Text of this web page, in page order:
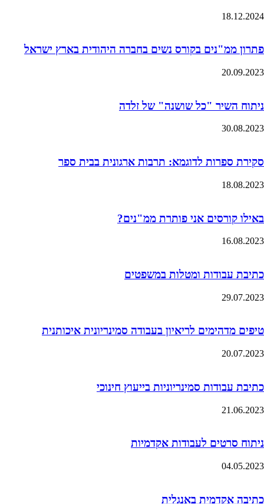
18.12.2024
פתרון ממ"נים בקורס נשים בחברה היהודית בארץ ישראל
20.09.2023
ניתוח השיר "כל שושנה" של זלדה
30.08.2023
סקירת ספרות לדוגמא: תרבות ארגונית בבית ספר
18.08.2023
באילו קורסים אני פותרת ממ"נים?
16.08.2023
כתיבת עבודות ומטלות במשפטים
29.07.2023
טיפים מדהימים לריאיון בעבודה סמינריונית איכותנית
20.07.2023
כתיבת עבודות סמינריוניות בייעוץ חינוכי
21.06.2023
ניתוח סרטים לעבודות אקדמיות
04.05.2023
כתיבה אקדמית באנגלית